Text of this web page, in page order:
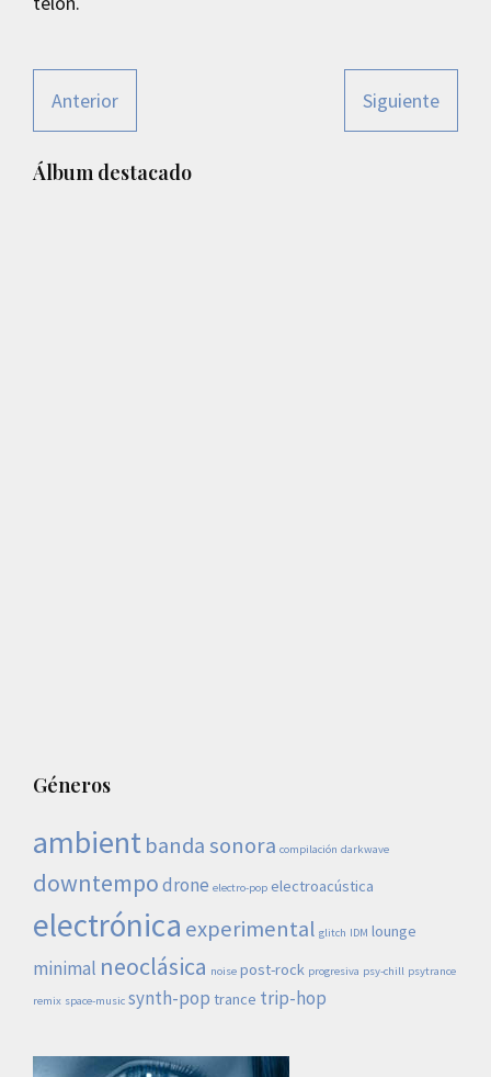
Anterior Siguiente
Barra
Álbum destacado
Géneros
ambientbanda sonora compilación darkwave
downtempodrone electro-pop electroacústica
electrónica experimental glitch IDM lounge
minimal neoclásica noise post-rock progresiva psy-chill psytrance
remix space-music synth-pop trance trip-hop